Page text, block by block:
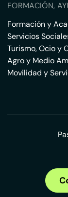
FORMACIÓN,
Formación y
Servicios
Turismo, Ocio y
Agro y Medio
Movilidad y